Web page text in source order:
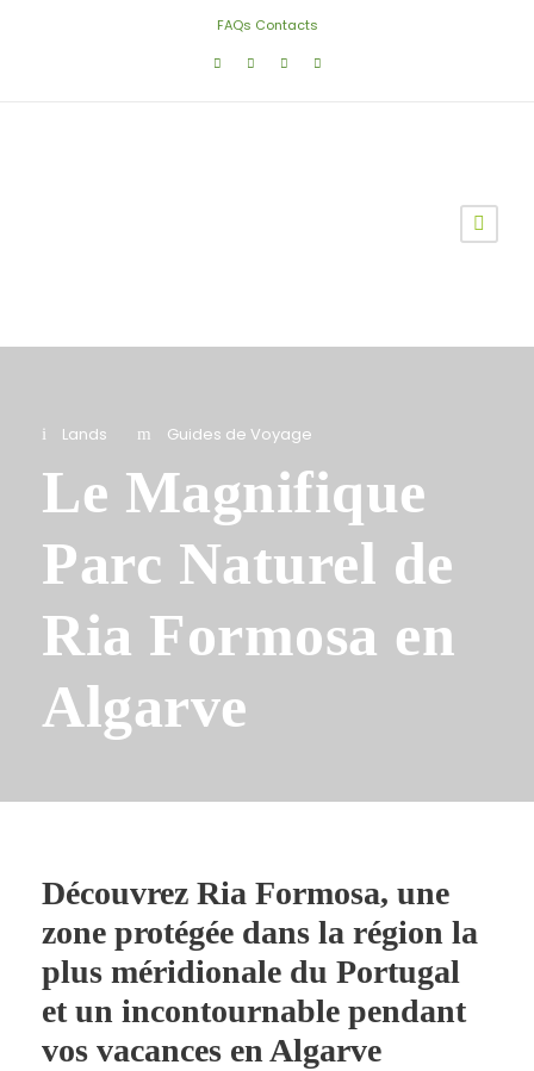
FAQs Contacts
Lands Guides de Voyage
Le Magnifique
Parc Naturel de
Ria Formosa en
Algarve
Découvrez Ria Formosa, une
zone protégée dans la région la
plus méridionale du Portugal
et un incontournable pendant
vos vacances en Algarve